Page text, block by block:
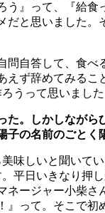
』って、『給
と思いました
自答して、食
ず辞めてみる
うって思いました
。しかしなが
の名前のごとく
味しいと聞いて
日いきなり押
ージャー小柴
って。そこで